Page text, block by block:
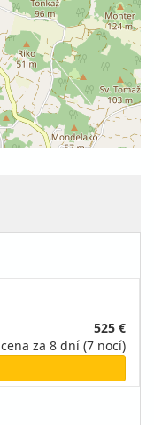
525 €
cena za 8 dní (7 nocí)